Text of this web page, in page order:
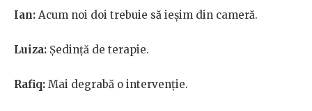
Ian: Acum noi doi trebuie să ieșim din cameră.
Luiza: Ședință de terapie.
Rafiq: Mai degrabă o intervenție.